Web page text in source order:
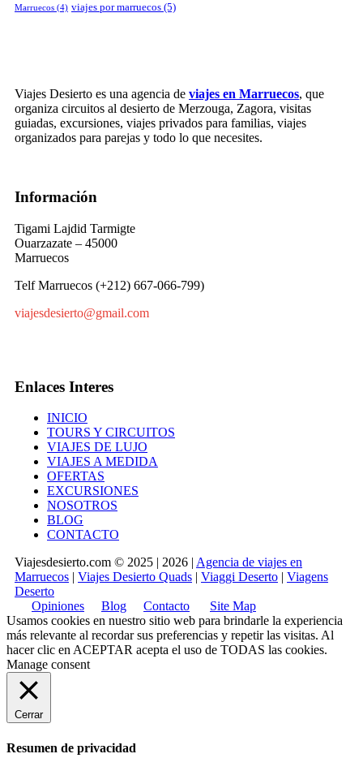
Marruecos (4) viajes por marruecos (5)
Viajes Desierto es una agencia de viajes en Marruecos, que
organiza circuitos al desierto de Merzouga, Zagora, visitas
guiadas, excursiones, viajes privados para familias, viajes
organizados para parejas y todo lo que necesites.
Información
Tigami Lajdid Tarmigte
Ouarzazate – 45000
Marruecos
Telf Marruecos (+212) 667-066-799)
viajesdesierto@gmail.com
Enlaces Interes
INICIO
TOURS Y CIRCUITOS
VIAJES DE LUJO
VIAJES A MEDIDA
OFERTAS
EXCURSIONES
NOSOTROS
BLOG
CONTACTO
Viajesdesierto.com © 2025 | 2026 | Agencia de viajes en
Marruecos | Viajes Desierto Quads | Viaggi Deserto | Viagens
Deserto
Opiniones
Blog Contacto
Site Map
Usamos cookies en nuestro sitio web para brindarle la experiencia
más relevante al recordar sus preferencias y repetir las visitas. Al
hacer clic en ACEPTAR acepta el uso de TODAS las cookies.
Manage consent
Cerrar
Resumen de privacidad